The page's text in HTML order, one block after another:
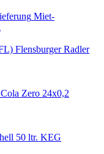
Miet-
Flensburger Radler
Zero 24x0,2
50 ltr. KEG